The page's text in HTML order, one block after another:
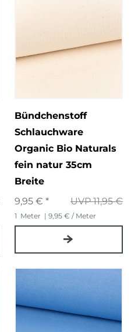
Bündchenstoff
Schlauchware
Organic Bio Naturals
fein natur 35cm
Breite
UVP 11,95 €
9,95 € *
1 Meter | 9,95 € / Meter